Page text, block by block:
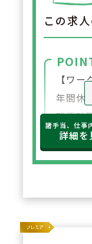
この求
【ワ
年間休
残業時
で月単
平均勤
諸手当、仕事
詳細を